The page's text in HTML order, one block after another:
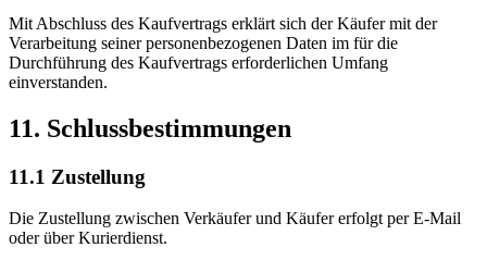
Mit Abschluss des Kaufvertrags erklärt sich der Käufer mit der
Verarbeitung seiner personenbezogenen Daten im für die
Durchführung des Kaufvertrags erforderlichen Umfang
einverstanden.
11. Schlussbestimmungen
11.1 Zustellung
Die Zustellung zwischen Verkäufer und Käufer erfolgt per E-Mail
oder über Kurierdienst.